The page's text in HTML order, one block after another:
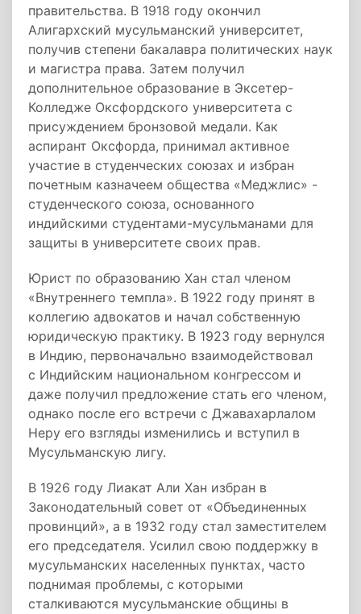
правительства. В 1918 году окончил
Алигархский мусульманский университет,
получив степени бакалавра политических наук
и магистра права. Затем получил
дополнительное образование в Эксетер-
Колледже Оксфордского университета с
присуждением бронзовой медали. Как
аспирант Оксфорда, принимал активное
участие в студенческих союзах и избран
почетным казначеем общества «Меджлис» -
студенческого союза, основанного
индийскими студентами-мусульманами для
защиты в университете своих прав.
Юрист по образованию Хан стал членом
«Внутреннего темпла». В 1922 году принят в
коллегию адвокатов и начал собственную
юридическую практику. В 1923 году вернулся
в Индию, первоначально взаимодействовал
с Индийским национальном конгрессом и
даже получил предложение стать его членом,
однако после его встречи с Джавахарлалом
Неру его взгляды изменились и вступил в
Мусульманскую лигу.
В 1926 году Лиакат Али Хан избран в
Законодательный совет от «Объединенных
провинций», а в 1932 году стал заместителем
его председателя. Усилил свою поддержку в
мусульманских населенных пунктах, часто
поднимая проблемы, с которыми
сталкиваются мусульманские общины в